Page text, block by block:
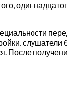
После